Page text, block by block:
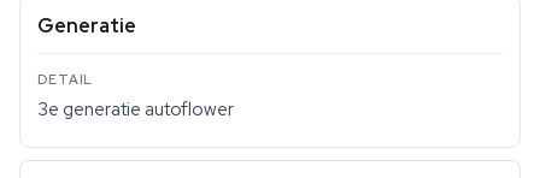
Generatie
3e generatie autoflower